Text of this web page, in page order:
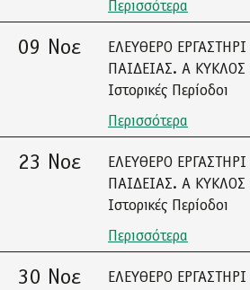
Περισσότερα
09 Νοε
ΕΛΕΥΘΕΡΟ
ΠΑΙΔΕΙΑΣ. Α ΚΥΚΛΟΣ
Ιστορικές Περίοδοι
Περισσότερα
23 Νοε
ΕΛΕΥΘΕΡΟ
ΠΑΙΔΕΙΑΣ. Α ΚΥΚΛΟΣ
Ιστορικές Περίοδοι
Περισσότερα
30 Νοε
ΕΛΕΥΘΕΡΟ